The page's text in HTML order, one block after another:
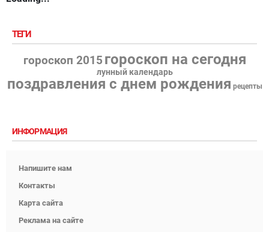
ТЕГИ
гороскоп 2015 гороскоп на сегодня
лунный календарь
поздравления с днем рождения рецепты
ИНФОРМАЦИЯ
Напишите нам
Контакты
Карта сайта
Реклама на сайте